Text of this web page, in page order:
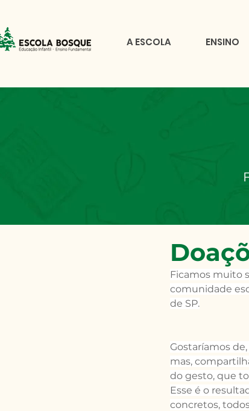
A ESCOLA ENSINO
Ficamos muito
comunidade
de SP.
Gostaríamos
mas,
do gesto, que
Esse é o
concretos,